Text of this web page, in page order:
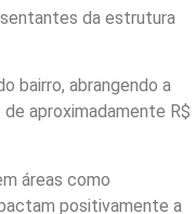
da estrutura
bairro, abrangendo a
aproximadamente R$
áreas como
positivamente a